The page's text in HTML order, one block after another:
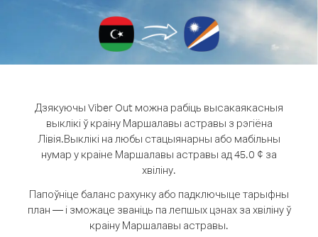
Дзякуючы Viber Out можна рабіць высакаякасныя
выклікі ў краіну Маршалавы астравы з рэгіёна
Лівія.Выклікі на любы стацыянарны або мабільны
нумар у краіне Маршалавы астравы ад 45.0 ¢ за
хвіліну.
Папоўніце баланс рахунку або падключыце тарыфны
план — і зможаце званіць па лепшых цэнах за хвіліну ў
краіну Маршалавы астравы.